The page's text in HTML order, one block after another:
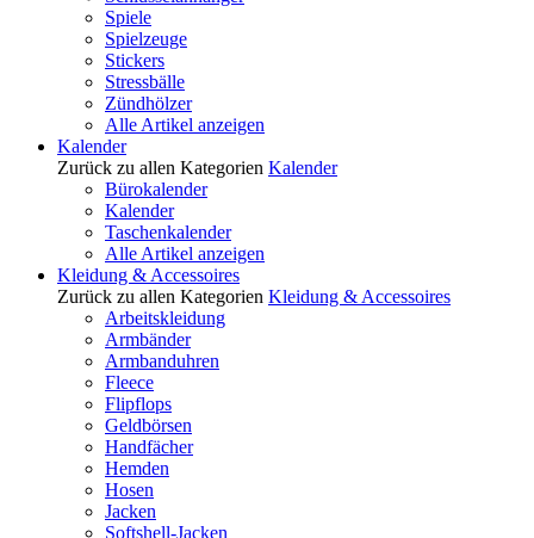
Spiele
Spielzeuge
Stickers
Stressbälle
Zündhölzer
Alle Artikel anzeigen
Kalender
Zurück zu allen Kategorien Kalender
Bürokalender
Kalender
Taschenkalender
Alle Artikel anzeigen
Kleidung & Accessoires
Zurück zu allen Kategorien Kleidung & Accessoires
Arbeitskleidung
Armbänder
Armbanduhren
Fleece
Flipflops
Geldbörsen
Handfächer
Hemden
Hosen
Jacken
Softshell-Jacken